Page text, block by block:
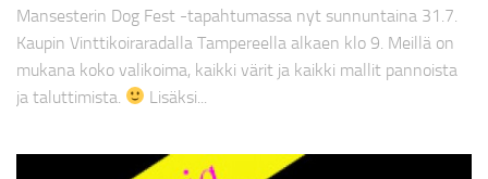
Mansesterin Dog Fest -tapahtumassa nyt sunnuntaina 31.7.
Kaupin Vinttikoiraradalla Tampereella alkaen klo 9. Meillä on
mukana koko valikoima, kaikki värit ja kaikki mallit pannoista
ja taluttimista.
Lisäksi...